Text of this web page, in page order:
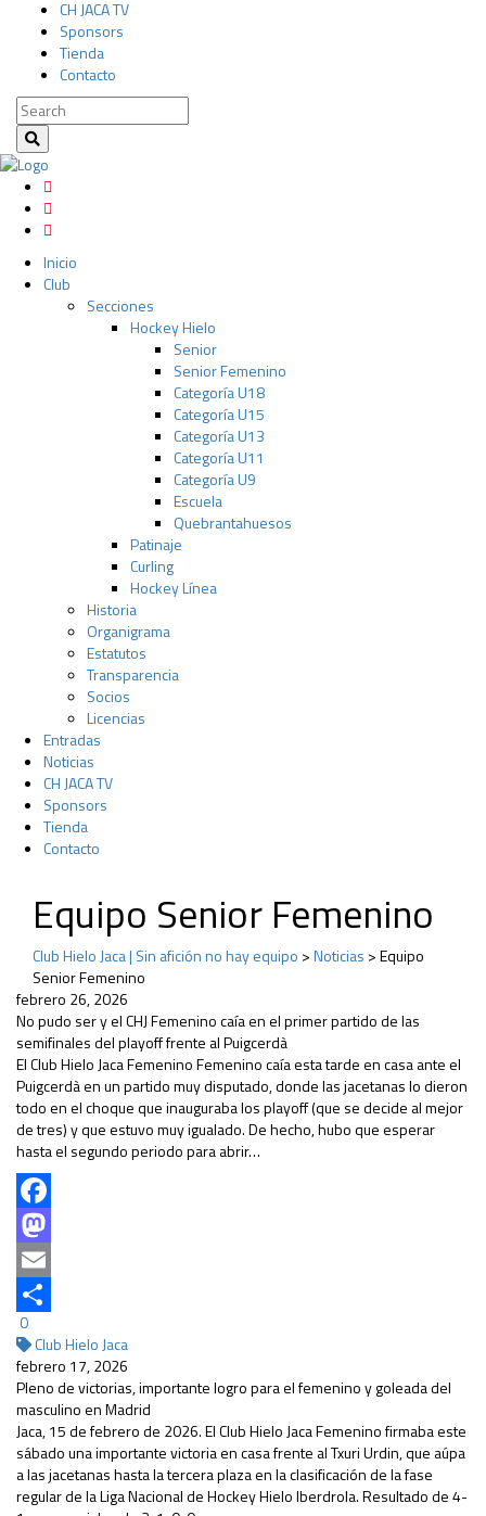
CH JACA TV
Sponsors
Tienda
Contacto
Inicio
Club
Secciones
Hockey Hielo
Senior
Senior Femenino
Categoría U18
Categoría U15
Categoría U13
Categoría U11
Categoría U9
Escuela
Quebrantahuesos
Patinaje
Curling
Hockey Línea
Historia
Organigrama
Estatutos
Transparencia
Socios
Licencias
Entradas
Noticias
CH JACA TV
Sponsors
Tienda
Contacto
Equipo Senior Femenino
Club Hielo Jaca | Sin afición no hay equipo >Noticias >Equipo
Senior Femenino
febrero 26, 2026
No pudo ser y el CHJ Femenino caía en el primer partido de las
semifinales del playoff frente al Puigcerdà
El Club Hielo Jaca Femenino Femenino caía esta tarde en casa ante el
Puigcerdà en un partido muy disputado, donde las jacetanas lo dieron
todo en el choque que inauguraba los playoff (que se decide al mejor
de tres) y que estuvo muy igualado. De hecho, hubo que esperar
hasta el segundo periodo para abrir…
Facebook
Mastodon
Email
Compartir
0
Club Hielo Jaca
febrero 17, 2026
Pleno de victorias, importante logro para el femenino y goleada del
masculino en Madrid
Jaca, 15 de febrero de 2026. El Club Hielo Jaca Femenino firmaba este
sábado una importante victoria en casa frente al Txuri Urdin, que aúpa
a las jacetanas hasta la tercera plaza en la clasificación de la fase
regular de la Liga Nacional de Hockey Hielo Iberdrola. Resultado de 4-